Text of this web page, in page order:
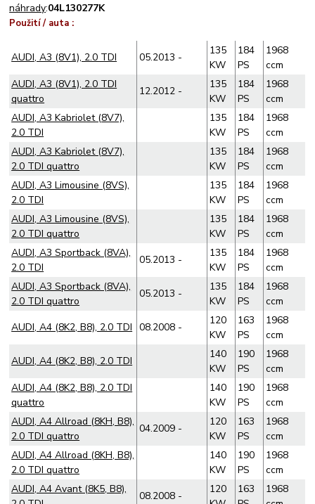
náhrady:04L130277K
Použití / auta :
AUDI, A3 (8V1), 2.0 TDI 05.2013 -
135
KW
184
PS
1968
ccm
AUDI, A3 (8V1), 2.0 TDI
quattro
12.2012 -
135
KW
184
PS
1968
ccm
AUDI, A3 Kabriolet (8V7),
2.0 TDI
135
KW
184
PS
1968
ccm
AUDI, A3 Kabriolet (8V7),
2.0 TDI quattro
135
KW
184
PS
1968
ccm
AUDI, A3 Limousine (8VS),
2.0 TDI
135
KW
184
PS
1968
ccm
AUDI, A3 Limousine (8VS),
2.0 TDI quattro
135
KW
184
PS
1968
ccm
AUDI, A3 Sportback (8VA),
2.0 TDI
05.2013 -
135
KW
184
PS
1968
ccm
AUDI, A3 Sportback (8VA),
2.0 TDI quattro
05.2013 -
135
KW
184
PS
1968
ccm
AUDI, A4 (8K2, B8), 2.0 TDI 08.2008 -
120
KW
163
PS
1968
ccm
AUDI, A4 (8K2, B8), 2.0 TDI
140
KW
190
PS
1968
ccm
AUDI, A4 (8K2, B8), 2.0 TDI
quattro
140
KW
190
PS
1968
ccm
AUDI, A4 Allroad (8KH, B8),
2.0 TDI quattro
04.2009 -
120
KW
163
PS
1968
ccm
AUDI, A4 Allroad (8KH, B8),
2.0 TDI quattro
140
KW
190
PS
1968
ccm
AUDI, A4 Avant (8K5, B8),
08.2008 -
120
163
1968